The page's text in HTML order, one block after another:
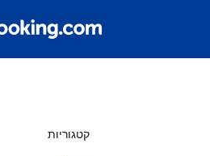
קטגוריות